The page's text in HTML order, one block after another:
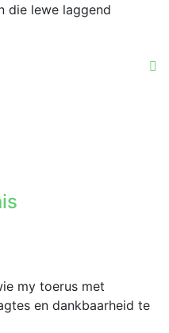
die lewe laggend
my toerus met
en dankbaarheid te